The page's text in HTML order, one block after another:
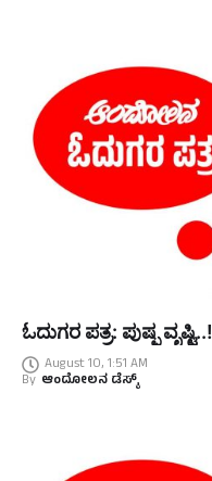
ಓದುಗರ ಪತ್ರ: ಪುಷ್ಪ ವೃಷ್ಟಿ..!
August 10, 1:51 AM
By ಆಂದೋಲನ ಡೆಸ್ಕ್